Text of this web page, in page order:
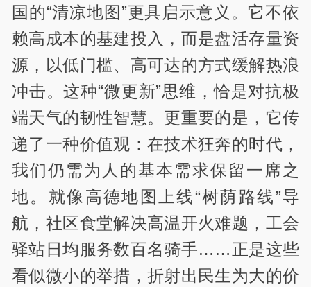
国的“清凉地图”更具启示意义。它不依
赖高成本的基建投入，而是盘活存量资
源，以低门槛、高可达的方式缓解热浪
冲击。这种“微更新”思维，恰是对抗极
端天气的韧性智慧。更重要的是，它传
递了一种价值观：在技术狂奔的时代，
我们仍需为人的基本需求保留一席之
地。就像高德地图上线“树荫路线”导
航，社区食堂解决高温开火难题，工会
驿站日均服务数百名骑手……正是这些
看似微小的举措，折射出民生为大的价